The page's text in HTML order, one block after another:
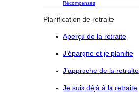
Récompenses
Planification de retraite
Aperçu de la retraite
J’épargne et je planifie
J’approche de la retraite
Je suis déjà à la retraite